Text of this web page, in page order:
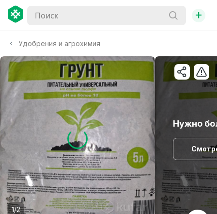
+
Удобрения и агрохимия
Нужно
1/2